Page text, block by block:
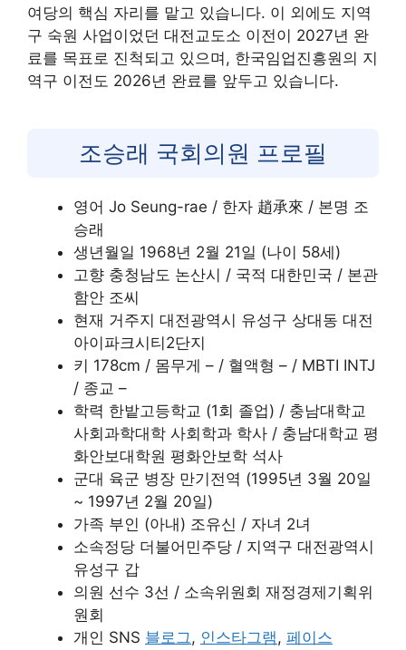
여당의 핵심 자리를 맡고 있습니다. 이 외에도 지역
구 숙원 사업이었던 대전교도소 이전이 2027년 완
료를 목표로 진척되고 있으며, 한국임업진흥원의 지
역구 이전도 2026년 완료를 앞두고 있습니다.
조승래 국회의원 프로필
영어 Jo Seung-rae / 한자 趙承來 / 본명 조
승래
생년월일 1968년 2월 21일 (나이 58세)
고향 충청남도 논산시 / 국적 대한민국 / 본관
함안 조씨
현재 거주지 대전광역시 유성구 상대동 대전
아이파크시티2단지
키 178cm / 몸무게 – / 혈액형 – / MBTI INTJ
/ 종교 –
학력 한밭고등학교 (1회 졸업) / 충남대학교
사회과학대학 사회학과 학사 / 충남대학교 평
화안보대학원 평화안보학 석사
군대 육군 병장 만기전역 (1995년 3월 20일
~ 1997년 2월 20일)
가족 부인 (아내) 조유신 / 자녀 2녀
소속정당 더불어민주당 / 지역구 대전광역시
유성구 갑
의원 선수 3선 / 소속위원회 재정경제기획위
원회
개인 SNS 블로그, 인스타그램, 페이스